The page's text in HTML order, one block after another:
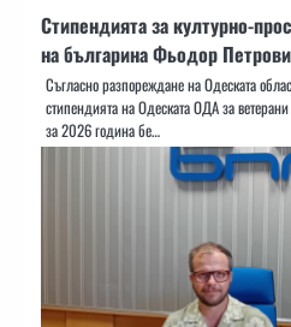
Стипендията за културно-
на българина Фьодор
Съгласно разпореждане на Одеската
стипендията на Одеската ОДА за
за 2026 година бе…